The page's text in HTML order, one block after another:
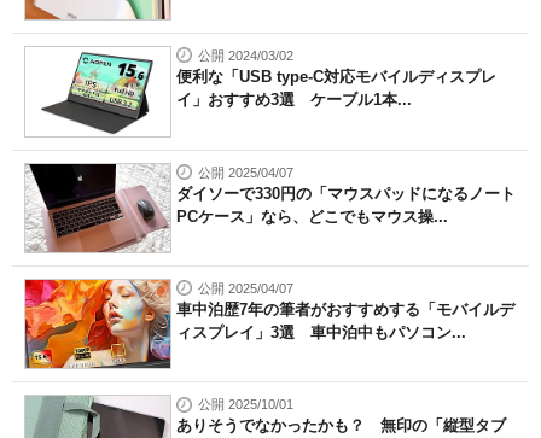
公開 2024/03/02
便利な「USB type-C対応モバイルディスプレ
イ」おすすめ3選 ケーブル1本...
公開 2025/04/07
ダイソーで330円の「マウスパッドになるノート
PCケース」なら、どこでもマウス操...
公開 2025/04/07
車中泊歴7年の筆者がおすすめする「モバイルデ
ィスプレイ」3選 車中泊中もパソコン...
公開 2025/10/01
ありそうでなかったかも？ 無印の「縦型タブ